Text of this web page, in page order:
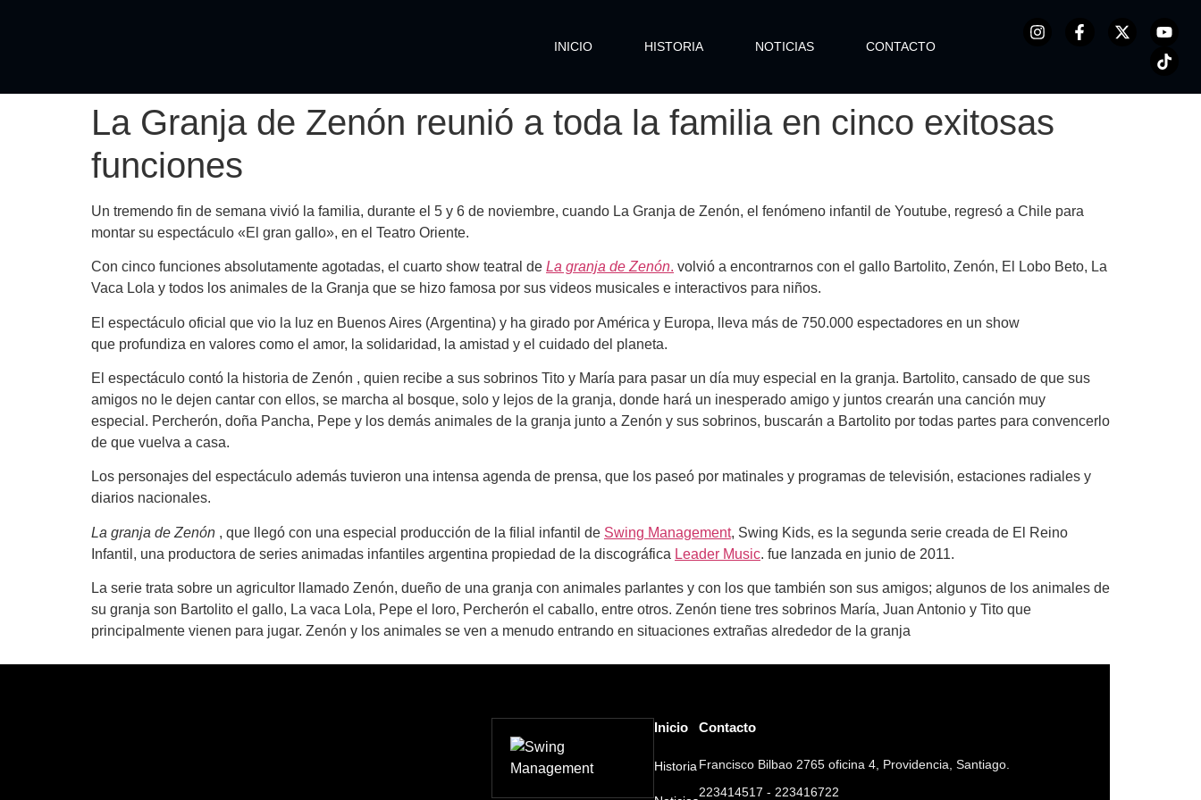
INICIO HISTORIA NOTICIAS CONTACTO
La Granja de Zenón reunió a toda la familia en cinco exitosas
funciones
Un tremendo fin de semana vivió la familia, durante el 5 y 6 de noviembre, cuando La Granja de Zenón, el fenómeno infantil de Youtube, regresó a Chile para
montar su espectáculo «El gran gallo», en el Teatro Oriente.
Con cinco funciones absolutamente agotadas, el cuarto show teatral de La granja de Zenón. volvió a encontrarnos con el gallo Bartolito, Zenón, El Lobo Beto, La
Vaca Lola y todos los animales de la Granja que se hizo famosa por sus videos musicales e interactivos para niños.
El espectáculo oficial que vio la luz en Buenos Aires (Argentina) y ha girado por América y Europa, lleva más de 750.000 espectadores en un show
que profundiza en valores como el amor, la solidaridad, la amistad y el cuidado del planeta.
El espectáculo contó la historia de Zenón , quien recibe a sus sobrinos Tito y María para pasar un día muy especial en la granja. Bartolito, cansado de que sus
amigos no le dejen cantar con ellos, se marcha al bosque, solo y lejos de la granja, donde hará un inesperado amigo y juntos crearán una canción muy
especial. Percherón, doña Pancha, Pepe y los demás animales de la granja junto a Zenón y sus sobrinos, buscarán a Bartolito por todas partes para convencerlo
de que vuelva a casa.
Los personajes del espectáculo además tuvieron una intensa agenda de prensa, que los paseó por matinales y programas de televisión, estaciones radiales y
diarios nacionales.
La granja de Zenón , que llegó con una especial producción de la filial infantil de Swing Management, Swing Kids, es la segunda serie creada de El Reino
Infantil, una productora de series animadas infantiles argentina propiedad de la discográfica Leader Music. fue lanzada en junio de 2011.
La serie trata sobre un agricultor llamado Zenón, dueño de una granja con animales parlantes y con los que también son sus amigos; algunos de los animales de
su granja son Bartolito el gallo, La vaca Lola, Pepe el loro, Percherón el caballo, entre otros. Zenón tiene tres sobrinos María, Juan Antonio y Tito que
principalmente vienen para jugar. Zenón y los animales se ven a menudo entrando en situaciones extrañas alrededor de la granja
Inicio
Historia
Contacto
Francisco Bilbao 2765 oficina 4, Providencia, Santiago.
223414517 - 223416722